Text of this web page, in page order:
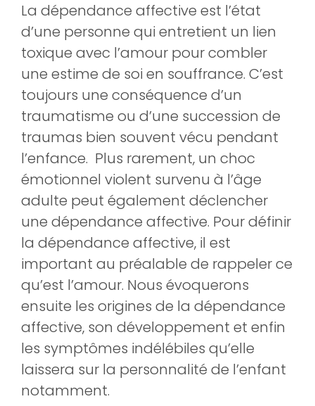
La dépendance affective est l’état
d’une personne qui entretient un lien
toxique avec l’amour pour combler
une estime de soi en souffrance. C’est
toujours une conséquence d’un
traumatisme ou d’une succession de
traumas bien souvent vécu pendant
l’enfance. Plus rarement, un choc
émotionnel violent survenu à l’âge
adulte peut également déclencher
une dépendance affective. Pour définir
la dépendance affective, il est
important au préalable de rappeler ce
qu’est l’amour. Nous évoquerons
ensuite les origines de la dépendance
affective, son développement et enfin
les symptômes indélébiles qu’elle
laissera sur la personnalité de l’enfant
notamment.